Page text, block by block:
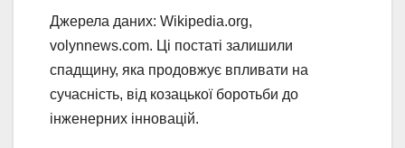
Джерела даних: Wikipedia.org,
volynnews.com. Ці постаті залишили
спадщину, яка продовжує впливати на
сучасність, від козацької боротьби до
інженерних інновацій.